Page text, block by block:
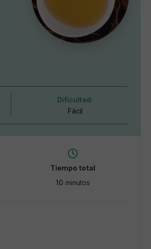
Dificultad:
Fácil
Tiempo total
10 minutos